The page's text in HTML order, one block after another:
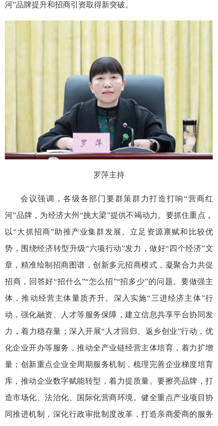
河”品牌提升和招商引资取得新突破。
罗萍主持
会议强调，各级各部门要群策群力打造打响“营商红
河”品牌，为经济大州“挑大梁”提供不竭动力。要抓住重点，
以“大抓招商”助推产业集群发展。立足资源禀赋和比较优
势，围绕经济转型升级“六项行动”发力，做好“四个经济”文
章，精准绘制招商图谱，创新多元招商模式，凝聚合力共促
招商，回答好“招什么”“怎么招”“招多少”的问题。要做强主
体，推动经营主体量质齐升。深入实施“三进经济主体”行
动，强化融资、人才等服务保障，建立信息共享平台协同发
力，着力稳存量；深入开展“人才回归、返乡创业”行动，优
化企业开办等服务，推动全产业链经营主体培育，着力扩增
量；创新重点企业全周期服务机制，梳理完善企业梯度培育
库，推动企业数字赋能转型，着力提质量。要擦亮品牌，打
造市场化、法治化、国际化营商环境。健全重点产业项目协
同推进机制，深化行政审批制度改革，打造亲商爱商的服务